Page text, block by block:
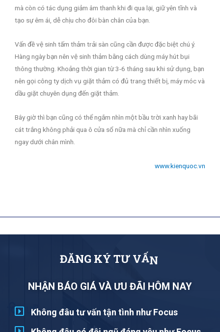
mà còn có tác dụng giảm âm thanh khi đi qua lại, giữ yên tĩnh và
tạo sự êm ái, dễ chịu cho đôi bàn chân của bạn.
Vấn đề vệ sinh tấm thảm trải sàn cũng cần được đặc biệt chú ý.
Hàng ngày bạn nên vệ sinh thảm bằng cách dùng máy hút bụi
thông thường. Khoảng thời gian từ 3-6 tháng sau khi sử dụng, bạn
nên gọi công ty dịch vụ giặt thảm có đủ trang thiết bị, máy móc và
dầu giặt chuyên dụng đến giặt thảm.
Bây giờ thì bạn cũng có thể ngắm nhìn một bầu trời xanh hay bãi
cát trắng không phải qua ô cửa sổ nữa mà chỉ cần nhìn xuống
ngay dưới chân mình.
www.kienquoc.vn
ĐĂNG KÝ TƯ VẤN
NHẬN BÁO GIÁ VÀ ƯU ĐÃI HÔM NAY
Không đâu tư vấn tận tình như Focus